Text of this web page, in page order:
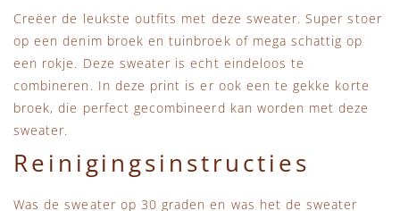
Creëer de leukste outfits met deze sweater. Super stoer
op een denim broek en tuinbroek of mega schattig op
een rokje. Deze sweater is echt eindeloos te
combineren. In deze print is er ook een te gekke korte
broek, die perfect gecombineerd kan worden met deze
sweater.
Reinigingsinstructies
Was de sweater op 30 graden en was het de sweater